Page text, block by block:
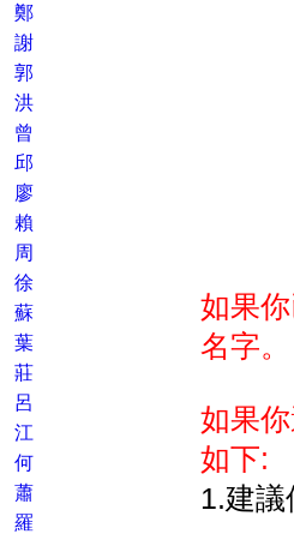
鄭
謝
郭
洪
曾
邱
廖
賴
周
徐
蘇
葉
莊
呂
江
何
蕭
羅
如果
名字。
如果
如下:
1.建